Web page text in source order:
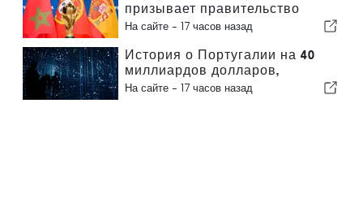
призывает правительство
пересмотреть решение о
Чемпионата мира по футболу
2030 года в связи с кризисом
вокруг Сеуты
На сайте - 17 часов назад
История о Португалии на 40
миллиардов долларов,
которую упускают из виду
На сайте - 17 часов назад